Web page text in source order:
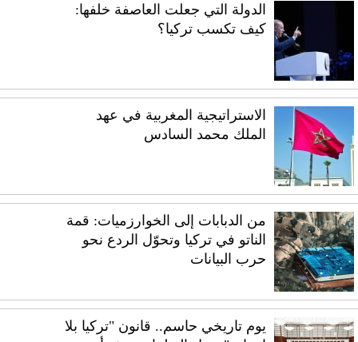
الدولة التي جعلت العاصفة خلفها:
كيف تكسب تركيا؟
الاستراتيجية المغربية في عهد
الملك محمد السادس
من الدبابات إلى الخوارزميات: قمة
الناتو في تركيا وتحوّل الردع نحو
حرب البيانات
يوم تاريخي حاسم.. قانون "تركيا بلا